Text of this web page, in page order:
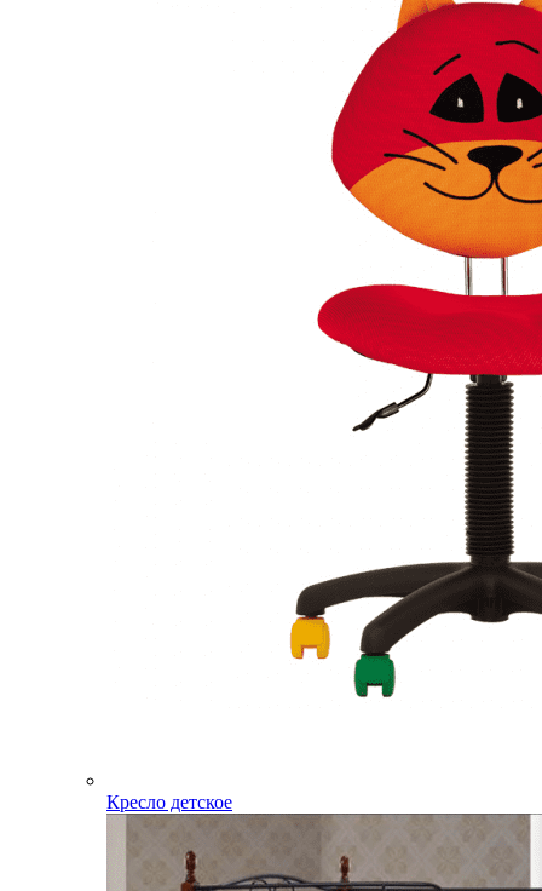
Кресло детское